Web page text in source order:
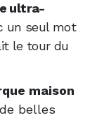
ultra-
un seul mot
le tour du
maison
belles